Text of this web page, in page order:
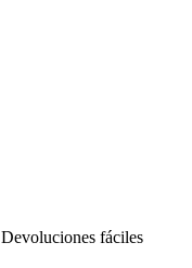
Devoluciones fáciles